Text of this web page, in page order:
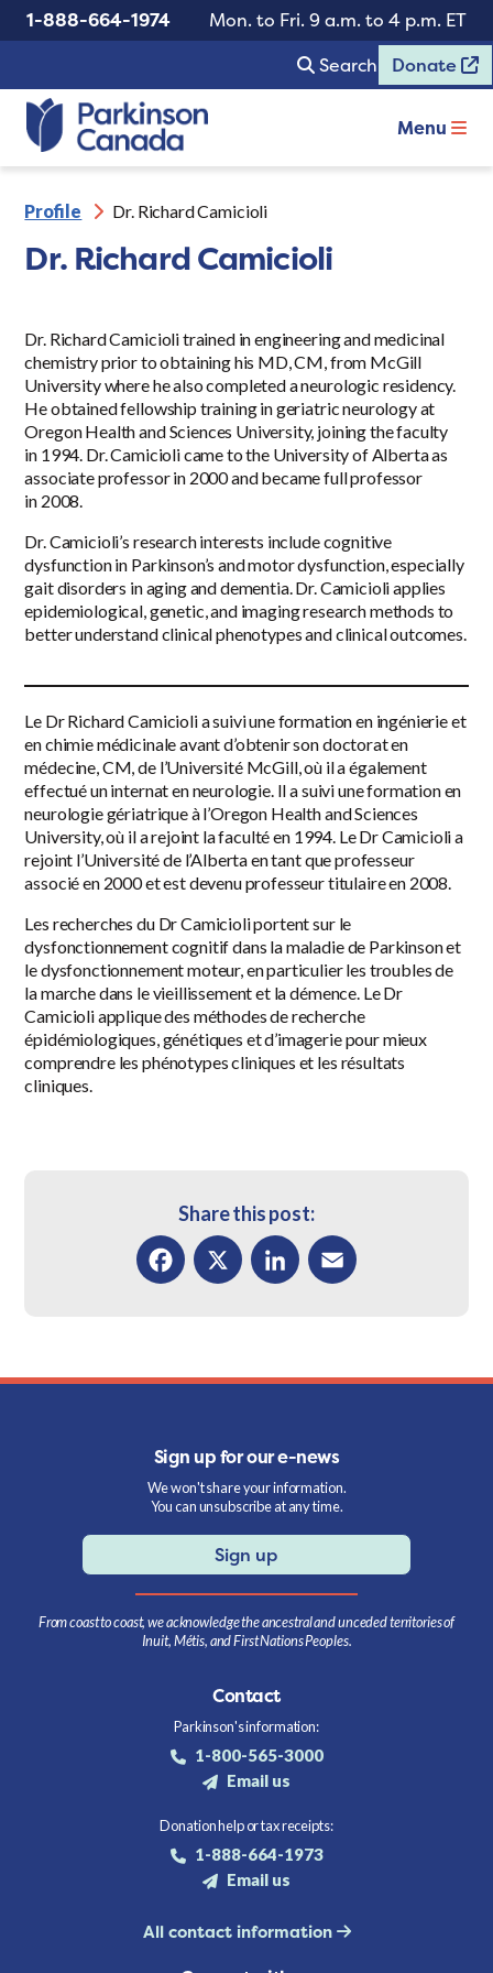
1-888-664-1974
Mon. to Fri. 9 a.m. to 4 p.m. ET
Search
Donate
Menu
Profile Dr. Richard Camicioli
Dr. Richard Camicioli
Dr. Richard Camicioli trained in engineering and medicinal
chemistry prior to obtaining his MD, CM, from McGill
University where he also completed a neurologic residency.
He obtained fellowship training in geriatric neurology at
Oregon Health and Sciences University, joining the faculty
in 1994. Dr. Camicioli came to the University of Alberta as
associate professor in 2000 and became full professor
in 2008.
Dr. Camicioli’s research interests include cognitive
dysfunction in Parkinson’s and motor dysfunction, especially
gait disorders in aging and dementia. Dr. Camicioli applies
epidemiological, genetic, and imaging research methods to
better understand clinical phenotypes and clinical outcomes.
Le Dr Richard Camicioli a suivi une formation en ingénierie et
en chimie médicinale avant d’obtenir son doctorat en
médecine, CM, de l’Université McGill, où il a également
effectué un internat en neurologie. Il a suivi une formation en
neurologie gériatrique à l’Oregon Health and Sciences
University, où il a rejoint la faculté en 1994. Le Dr Camicioli a
rejoint l’Université de l’Alberta en tant que professeur
associé en 2000 et est devenu professeur titulaire en 2008.
Les recherches du Dr Camicioli portent sur le
dysfonctionnement cognitif dans la maladie de Parkinson et
le dysfonctionnement moteur, en particulier les troubles de
la marche dans le vieillissement et la démence. Le Dr
Camicioli applique des méthodes de recherche
épidémiologiques, génétiques et d’imagerie pour mieux
comprendre les phénotypes cliniques et les résultats
cliniques.
Share this post:
Sign up for our e-news
We won't share your information.
You can unsubscribe at any time.
Sign up
From coast to coast, we acknowledge the ancestral and unceded territories of
Inuit, Métis, and First Nations Peoples.
Contact
Parkinson's information:
1-800-565-3000
Email us
Donation help or tax receipts:
1-888-664-1973
Email us
All contact information